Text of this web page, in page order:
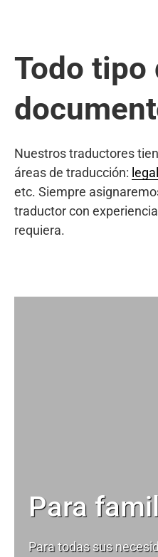
Todo tipo
Nuestros traductores
áreas de traducción: legal
etc. Siempre
traductor con
requiera.
Para
Para todas sus